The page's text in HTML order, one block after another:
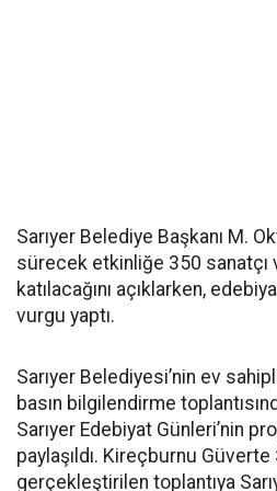
Sarıyer Belediye Başkanı M.
sürecek etkinliğe 350 sanatçı
katılacağını açıklarken,
vurgu yaptı.
Sarıyer Belediyesi’nin ev
basın bilgilendirme
Sarıyer Edebiyat Günleri’nin
paylaşıldı. Kireçburnu
gerçekleştirilen toplantıya